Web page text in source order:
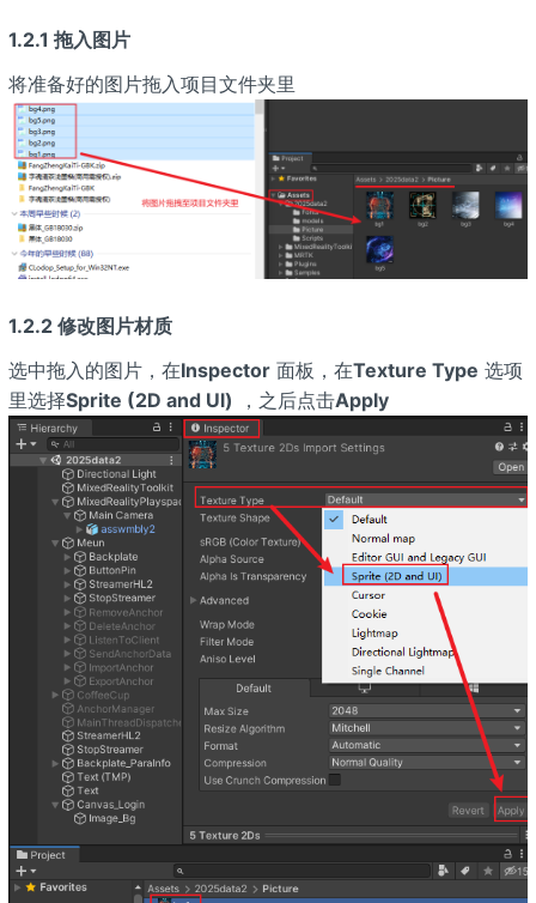
1.2.1 拖入图片
将准备好的图片拖入项目文件夹里
1.2.2 修改图片材质
选中拖入的图片，在Inspector面板，在Texture Type 选项
里选择Sprite (2D and Ul) ，之后点击Apply